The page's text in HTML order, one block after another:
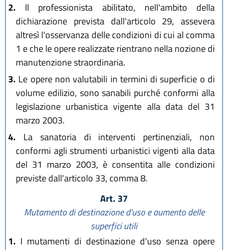
2. Il professionista abilitato, nell'ambito della
dichiarazione prevista dall'articolo 29, assevera
altresì l'osservanza delle condizioni di cui al comma
1 e che le opere realizzate rientrano nella nozione di
manutenzione straordinaria.
3. Le opere non valutabili in termini di superficie o di
volume edilizio, sono sanabili purché conformi alla
legislazione urbanistica vigente alla data del 31
marzo 2003.
4. La sanatoria di interventi pertinenziali, non
conformi agli strumenti urbanistici vigenti alla data
del 31 marzo 2003, è consentita alle condizioni
previste dall'articolo 33, comma 8.
Art. 37
Mutamento di destinazione d'uso e aumento delle
superfici utili
1. I mutamenti di destinazione d'uso senza opere